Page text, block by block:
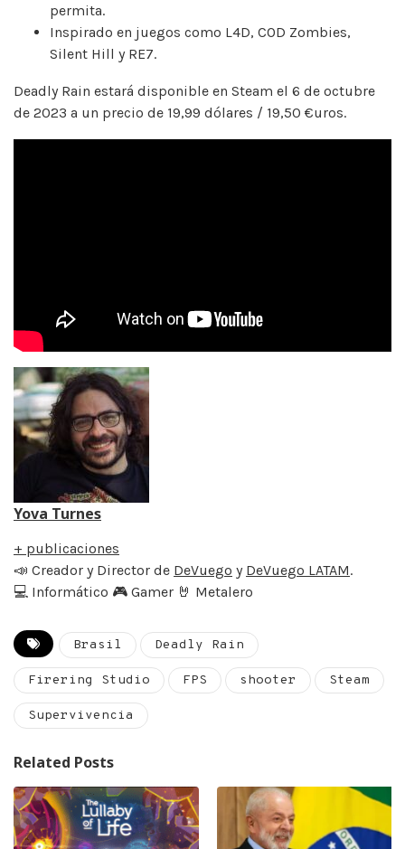
permita.
Inspirado en juegos como L4D, COD Zombies,
Silent Hill y RE7.
Deadly Rain estará disponible en Steam el 6 de octubre
de 2023 a un precio de 19,99 dólares / 19,50 €uros.
Yova Turnes
+ publicaciones
📣 Creador y Director de DeVuego y DeVuego LATAM.
💻 Informático 🎮 Gamer 🤘 Metalero
Brasil Deadly Rain
Firering Studio FPS shooter Steam
Supervivencia
Related Posts